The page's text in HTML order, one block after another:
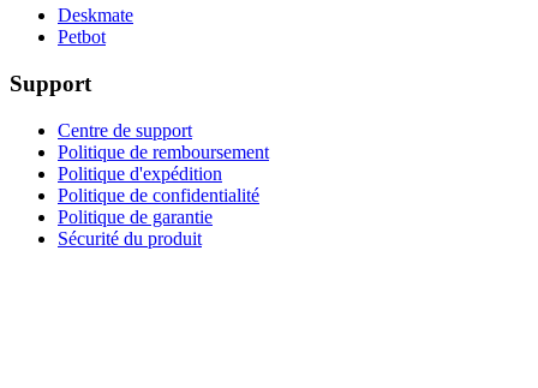
Deskmate
Petbot
Support
Centre de support
Politique de remboursement
Politique d'expédition
Politique de confidentialité
Politique de garantie
Sécurité du produit